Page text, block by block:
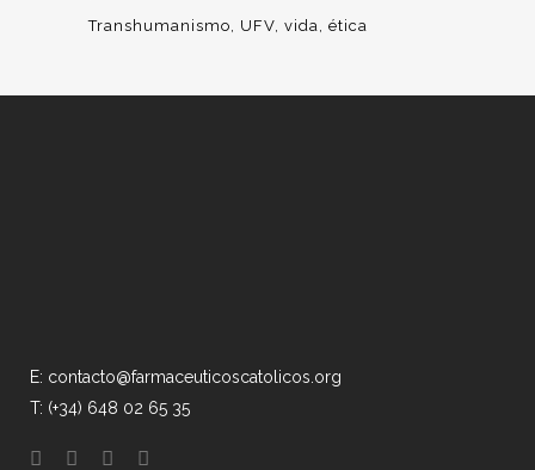
Transhumanismo
UFV vida ética
E: contacto@farmaceuticoscatolicos.org
T: (+34) 648 02 65 35